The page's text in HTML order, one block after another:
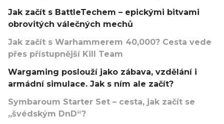
Jak začít s BattleTechem – epickými bitvami
obrovitých válečných mechů
Jak začít s Warhammerem 40,000? Cesta vede
přes přístupnější Kill Team
Wargaming poslouží jako zábava, vzdělání i
armádní simulace. Jak s ním ale začít?
Symbaroum Starter Set – cesta, jak začít se
„švédským DnD“?